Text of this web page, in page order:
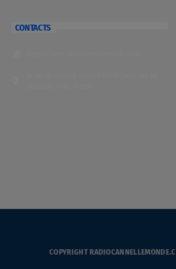
CONTACTS
COPYRIGHT